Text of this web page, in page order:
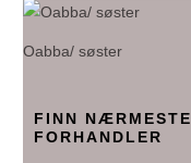
Oabba/ søster
FINN NÆRMESTE
FORHANDLER